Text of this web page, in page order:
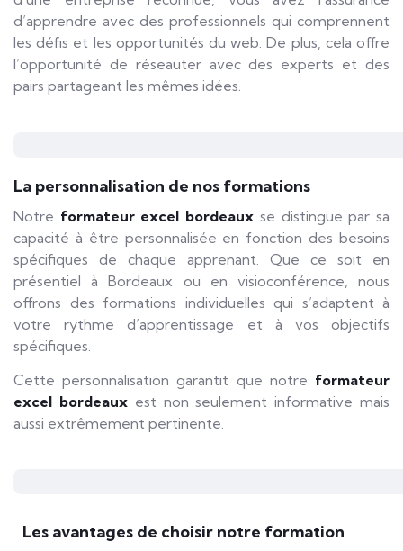
d’apprendre avec des professionnels qui comprennent
les défis et les opportunités du web. De plus, cela offre
l’opportunité de réseauter avec des experts et des
pairs partageant les mêmes idées.
La personnalisation de nos formations
Notre formateur excel bordeaux se distingue par sa
capacité à être personnalisée en fonction des besoins
spécifiques de chaque apprenant. Que ce soit en
présentiel à Bordeaux ou en visioconférence, nous
offrons des formations individuelles qui s’adaptent à
votre rythme d’apprentissage et à vos objectifs
spécifiques.
Cette personnalisation garantit que notre formateur
excel bordeauxest non seulement informative mais
aussi extrêmement pertinente.
Les avantages de choisir notre formation